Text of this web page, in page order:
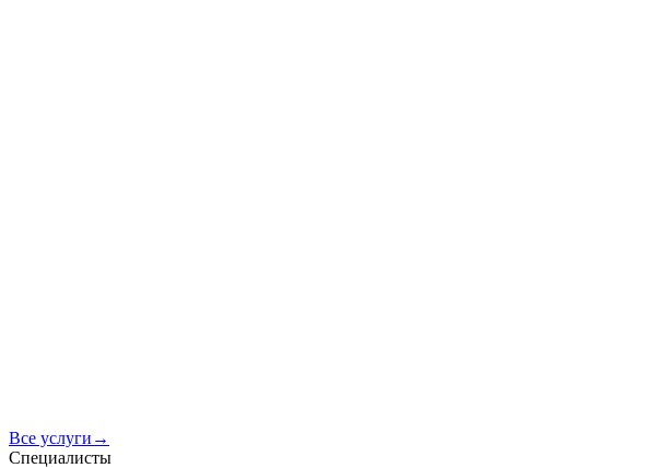
Подробнее
Все услуги →
Специалисты